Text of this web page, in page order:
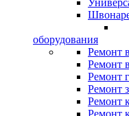
оборудования
Ремонт
Ремонт
Ремонт
Ремонт
Ремонт
Ремонт